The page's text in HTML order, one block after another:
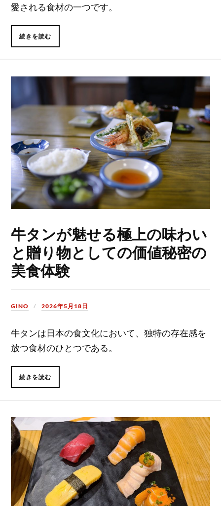
愛される食材の一つです。
続きを読む
牛タンが魅せる極上の味わい
と贈り物としての価値秘密の
美食体験
GINO 2026年5月18日
牛タンは日本の食文化において、独特の存在感を
放つ食材のひとつである。
続きを読む